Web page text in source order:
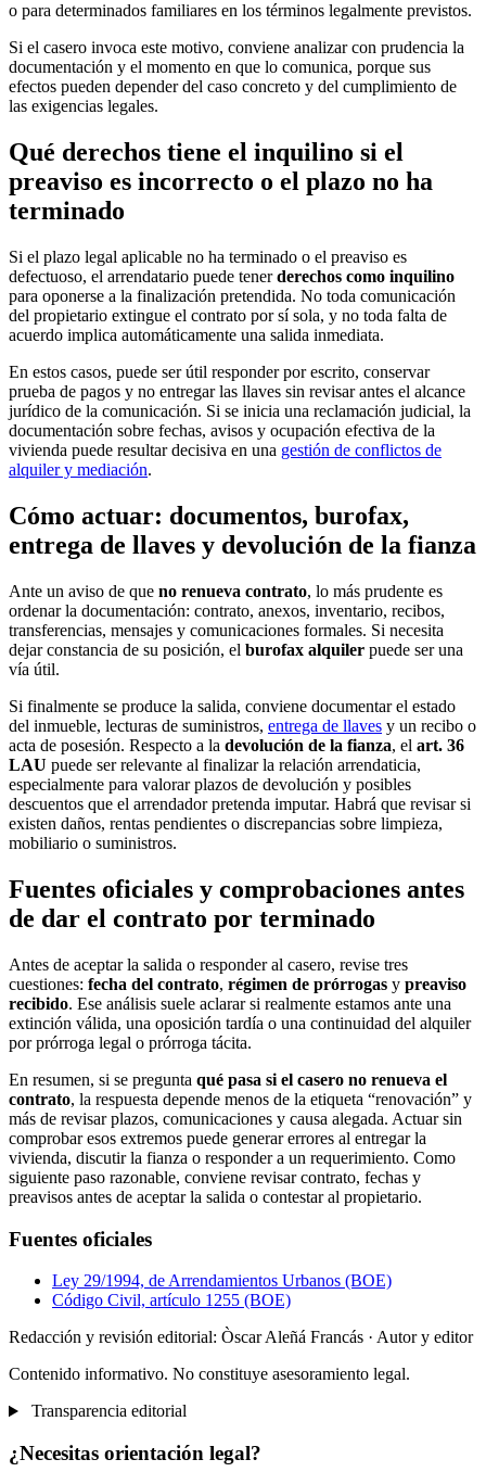
o para determinados familiares en los términos legalmente previstos.
Si el casero invoca este motivo, conviene analizar con prudencia la
documentación y el momento en que lo comunica, porque sus
efectos pueden depender del caso concreto y del cumplimiento de
las exigencias legales.
Qué derechos tiene el inquilino si el
preaviso es incorrecto o el plazo no ha
terminado
Si el plazo legal aplicable no ha terminado o el preaviso es
defectuoso, el arrendatario puede tenerderechos como inquilino
para oponerse a la finalización pretendida. No toda comunicación
del propietario extingue el contrato por sí sola, y no toda falta de
acuerdo implica automáticamente una salida inmediata.
En estos casos, puede ser útil responder por escrito, conservar
prueba de pagos y no entregar las llaves sin revisar antes el alcance
jurídico de la comunicación. Si se inicia una reclamación judicial, la
documentación sobre fechas, avisos y ocupación efectiva de la
vivienda puede resultar decisiva en una gestión de conflictos de
alquiler y mediación.
Cómo actuar: documentos, burofax,
entrega de llaves y devolución de la fianza
Ante un aviso de que no renueva contrato, lo más prudente es
ordenar la documentación: contrato, anexos, inventario, recibos,
transferencias, mensajes y comunicaciones formales. Si necesita
dejar constancia de su posición, el burofax alquiler puede ser una
vía útil.
Si finalmente se produce la salida, conviene documentar el estado
del inmueble, lecturas de suministros, entrega de llaves y un recibo o
acta de posesión. Respecto a la devolución de la fianza, el art. 36
LAU puede ser relevante al finalizar la relación arrendaticia,
especialmente para valorar plazos de devolución y posibles
descuentos que el arrendador pretenda imputar. Habrá que revisar si
existen daños, rentas pendientes o discrepancias sobre limpieza,
mobiliario o suministros.
Fuentes oficiales y comprobaciones antes
de dar el contrato por terminado
Antes de aceptar la salida o responder al casero, revise tres
cuestiones: fecha del contrato, régimen de prórrogas y preaviso
recibido. Ese análisis suele aclarar si realmente estamos ante una
extinción válida, una oposición tardía o una continuidad del alquiler
por prórroga legal o prórroga tácita.
En resumen, si se pregunta qué pasa si el casero no renueva el
contrato, la respuesta depende menos de la etiqueta “renovación” y
más de revisar plazos, comunicaciones y causa alegada. Actuar sin
comprobar esos extremos puede generar errores al entregar la
vivienda, discutir la fianza o responder a un requerimiento. Como
siguiente paso razonable, conviene revisar contrato, fechas y
preavisos antes de aceptar la salida o contestar al propietario.
Fuentes oficiales
Ley 29/1994, de Arrendamientos Urbanos (BOE)
Código Civil, artículo 1255 (BOE)
Redacción y revisión editorial: Òscar Aleñá Francás · Autor y editor
Contenido informativo. No constituye asesoramiento legal.
Transparencia editorial
¿Necesitas orientación legal?